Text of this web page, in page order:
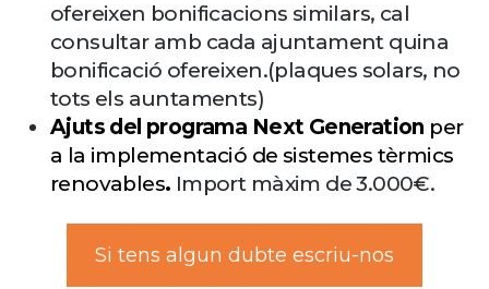
ofereixen bonificacions similars, cal
consultar amb cada ajuntament quina
bonificació ofereixen.(plaques solars, no
tots els auntaments)
Ajuts del programa Next Generation per
a la implementació de sistemes tèrmics
renovables. Import màxim de 3.000€.
Si tens algun dubte escriu-nos